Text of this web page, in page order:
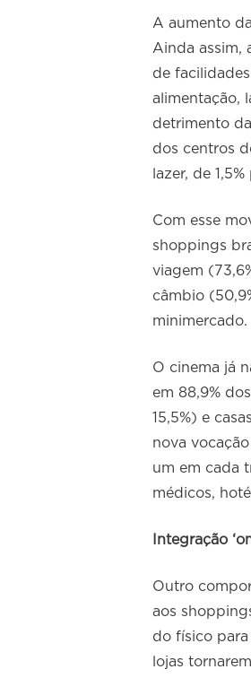
A aumento
Ainda assim,
de
alimentação,
detrimento
dos centros
lazer, de
Com esse
shoppings
viagem
câmbio
minimercado.
O cinema já
em 88,9%
15,5%) e
nova
um em cada
médicos,
Integração
Outro
aos
do físico
lojas